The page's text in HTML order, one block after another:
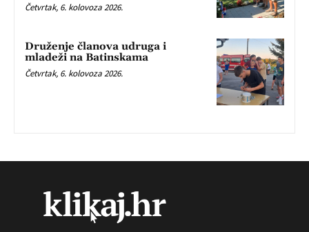
Četvrtak, 6. kolovoza 2026.
Druženje članova udruga i
mladeži na Batinskama
Četvrtak, 6. kolovoza 2026.